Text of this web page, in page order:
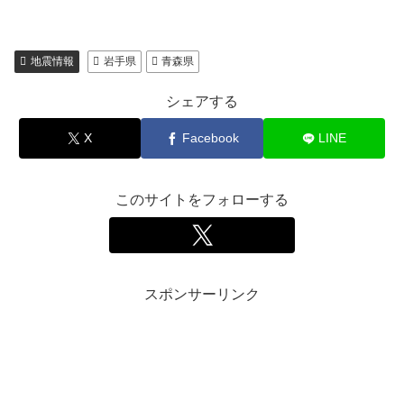
地震情報 岩手県 青森県
シェアする
X Facebook LINE
このサイトをフォローする
スポンサーリンク